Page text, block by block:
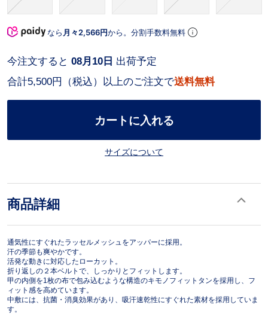
なら 月々2,566円から。分割手数料無料
合計5,500円（税込）以上のご注文で送料無料
今注文すると 08月10日 出荷予定
カートに入れる
サイズについて
商品詳細
通気性にすぐれたラッセルメッシュをアッパーに採用。
汗の季節も爽やかです。
活発な動きに対応したローカット。
折り返しの２本ベルトで、しっかりとフィットします。
甲の内側を1枚の布で包み込むような構造のキモノフィットタンを採用し、フ
ィット感を高めています。
中敷には、抗菌・消臭効果があり、吸汗速乾性にすぐれた素材を採用していま
す。